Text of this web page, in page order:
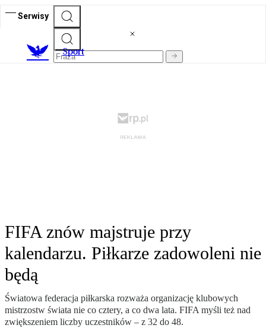
Serwisy
Sport
FIFA znów majstruje przy
kalendarzu. Piłkarze zadowoleni nie
będą
Światowa federacja piłkarska rozważa organizację klubowych
mistrzostw świata nie co cztery, a co dwa lata. FIFA myśli też nad
zwiększeniem liczby uczestników – z 32 do 48.